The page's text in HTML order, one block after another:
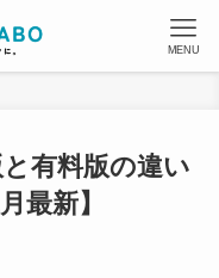
MENU
と有料版の違い
最新】